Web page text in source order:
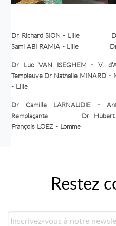
Dr Richard SION - Lille
Sami ABI RAMIA - Lille
Dr Luc VAN ISEGHEM - V.
Templeuve Dr Nathalie MINARD -
- Lille
Dr Camille LARNAUDIE -
Remplaçante
Dr
François LOEZ - Lomme
Restez